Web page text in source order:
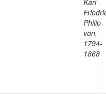
Karl
Philip
von,
1794-
1868